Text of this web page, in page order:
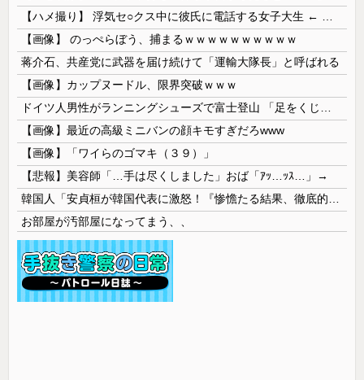
【画像】 のっぺらぼう、捕まるｗｗｗｗｗｗｗｗｗｗ
蒋介石、共産党に武器を届け続けて「運輸大隊長」と呼ばれる
【画像】カップヌードル、限界突破ｗｗｗ
【画像】最近の高級ミニバンの顔キモすぎだろwww
【画像】「ワイらのゴマキ（３９）」
【悲報】美容師「…手は尽くしました」おば「ｱｯ…ｯｽ…」→
お部屋が汚部屋になってまう、、